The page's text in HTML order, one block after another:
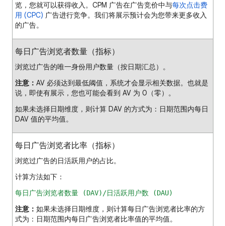
览，您就可以获得收入。CPM 广告在广告竞价中与每次点击费
用 (CPC) 广告进行竞争。我们将展示预计会为您带来更多收入
的广告。
每日广告浏览者数量（指标）
浏览过广告的唯一身份用户数量（按日期汇总）。
注意： AV 必须达到最低阈值，系统才会显示相关数据。也就是
说，即使有展示，您也可能会看到 AV 为 0（零）。
如果未选择日期维度，则计算 DAV 的方式为：日期范围内每日
DAV 值的平均值。
每日广告浏览者比率（指标）
浏览过广告的日活跃用户的占比。
计算方法如下：
每日广告浏览者数量 (DAV)/日活跃用户数 (DAU)
注意： 如果未选择日期维度，则计算每日广告浏览者比率的方
式为：日期范围内每日广告浏览者比率值的平均值。